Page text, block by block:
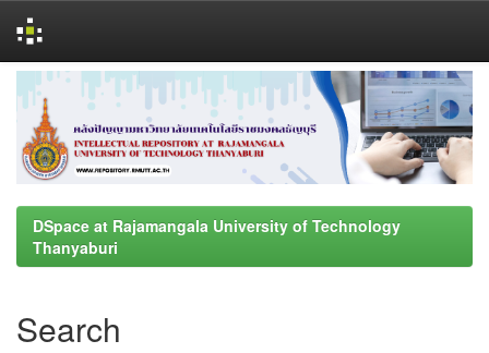
navigation
DSpace at Rajamangala University of Technology
Thanyaburi
Search